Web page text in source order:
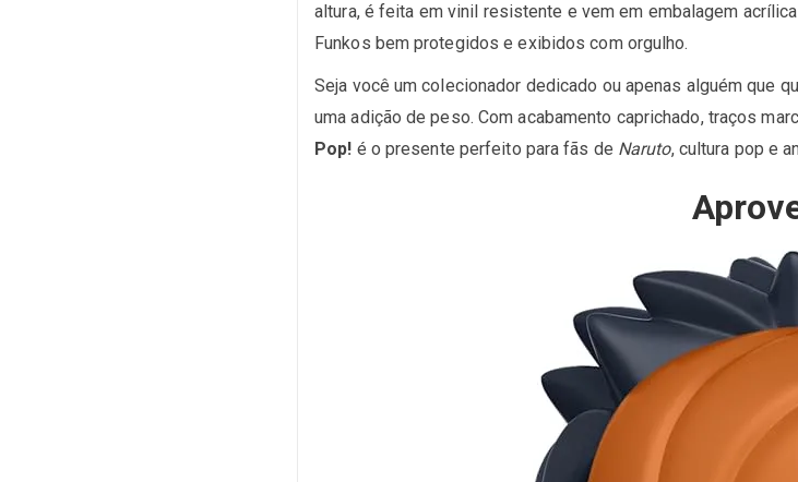
altura, é feita em vinil resistente e vem em embalagem
Funkos bem protegidos e exibidos com orgulho.
Seja você um colecionador dedicado ou apenas alguém que
uma adição de peso. Com acabamento caprichado, traços
Pop! é o presente perfeito para fãs de Naruto, cultura pop e